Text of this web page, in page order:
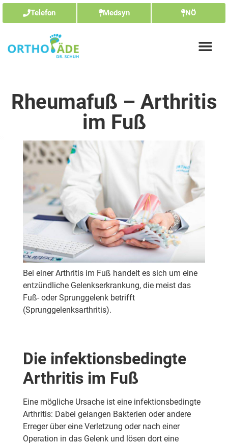
Telefon Medsyn NÖ
Rheumafuß – Arthritis
im Fuß
Bei einer Arthritis im Fuß handelt es sich um eine
entzündliche Gelenkserkrankung, die meist das
Fuß- oder Sprunggelenk betrifft
(Sprunggelenksarthritis).
Die infektionsbedingte
Arthritis im Fuß
Eine mögliche Ursache ist eine infektionsbedingte
Arthritis: Dabei gelangen Bakterien oder andere
Erreger über eine Verletzung oder nach einer
Operation in das Gelenk und lösen dort eine